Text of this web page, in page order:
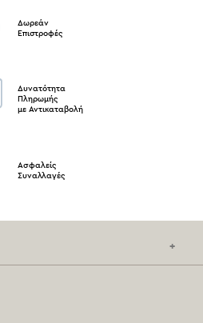
Δωρεάν
Επιστροφές
Δυνατότητα
Πληρωμής
με Αντικαταβολή
Ασφαλείς
Συναλλαγές